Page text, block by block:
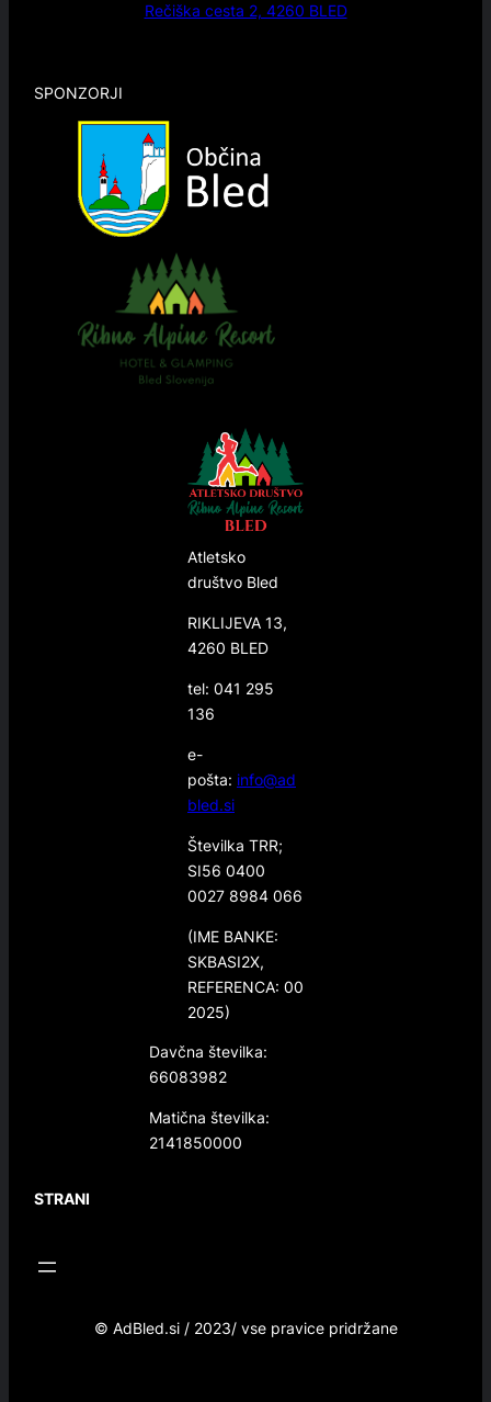
Rečiška cesta 2, 4260 BLED
SPONZORJI
Atletsko
društvo Bled
RIKLIJEVA 13,
4260 BLED
tel: 041 295
136
e-
pošta: info@ad
bled.si
Številka TRR;
SI56 0400
0027 8984 066
(IME BANKE:
SKBASI2X,
REFERENCA: 00
2025)
Davčna številka:
66083982
Matična številka:
2141850000
STRANI
© AdBled.si / 2023/ vse pravice pridržane